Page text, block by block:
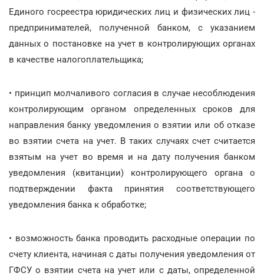
Единого госреестра юридических лиц и физических лиц -
предпринимателей, полученной банком, с указанием
данных о постановке на учет в контролирующих органах
в качестве налогоплательщика;
• принцип молчаливого согласия в случае несоблюдения
контролирующим органом определенных сроков для
направления банку уведомления о взятии или об отказе
во взятии счета на учет. В таких случаях счет считается
взятым на учет во время и на дату получения банком
уведомления (квитанции) контролирующего органа о
подтверждении факта принятия соответствующего
уведомления банка к обработке;
• возможность банка проводить расходные операции по
счету клиента, начиная с даты получения уведомления от
ГФСУ о взятии счета на учет или с даты, определенной